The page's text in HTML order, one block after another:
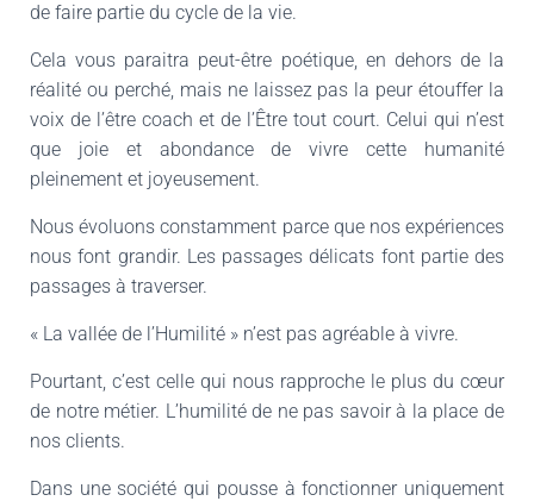
de faire partie du cycle de la vie.
Cela vous paraitra peut-être poétique, en dehors de la
réalité ou perché, mais ne laissez pas la peur étouffer la
voix de l’être coach et de l’Être tout court. Celui qui n’est
que joie et abondance de vivre cette humanité
pleinement et joyeusement.
Nous évoluons constamment parce que nos expériences
nous font grandir. Les passages délicats font partie des
passages à traverser.
« La vallée de l’Humilité » n’est pas agréable à vivre.
Pourtant, c’est celle qui nous rapproche le plus du cœur
de notre métier. L’humilité de ne pas savoir à la place de
nos clients.
Dans une société qui pousse à fonctionner uniquement